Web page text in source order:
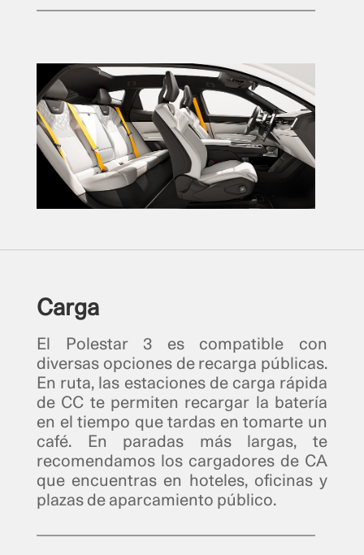
Carga
El Polestar 3 es compatible con
diversas opciones de recarga públicas.
En ruta, las estaciones de carga rápida
de CC te permiten recargar la batería
en el tiempo que tardas en tomarte un
café. En paradas más largas, te
recomendamos los cargadores de CA
que encuentras en hoteles, oficinas y
plazas de aparcamiento público.